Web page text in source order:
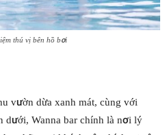
thú vị bên hồ bơi
vườn dừa xanh mát, cùng với
dưới, Wanna bar chính là nơi lý